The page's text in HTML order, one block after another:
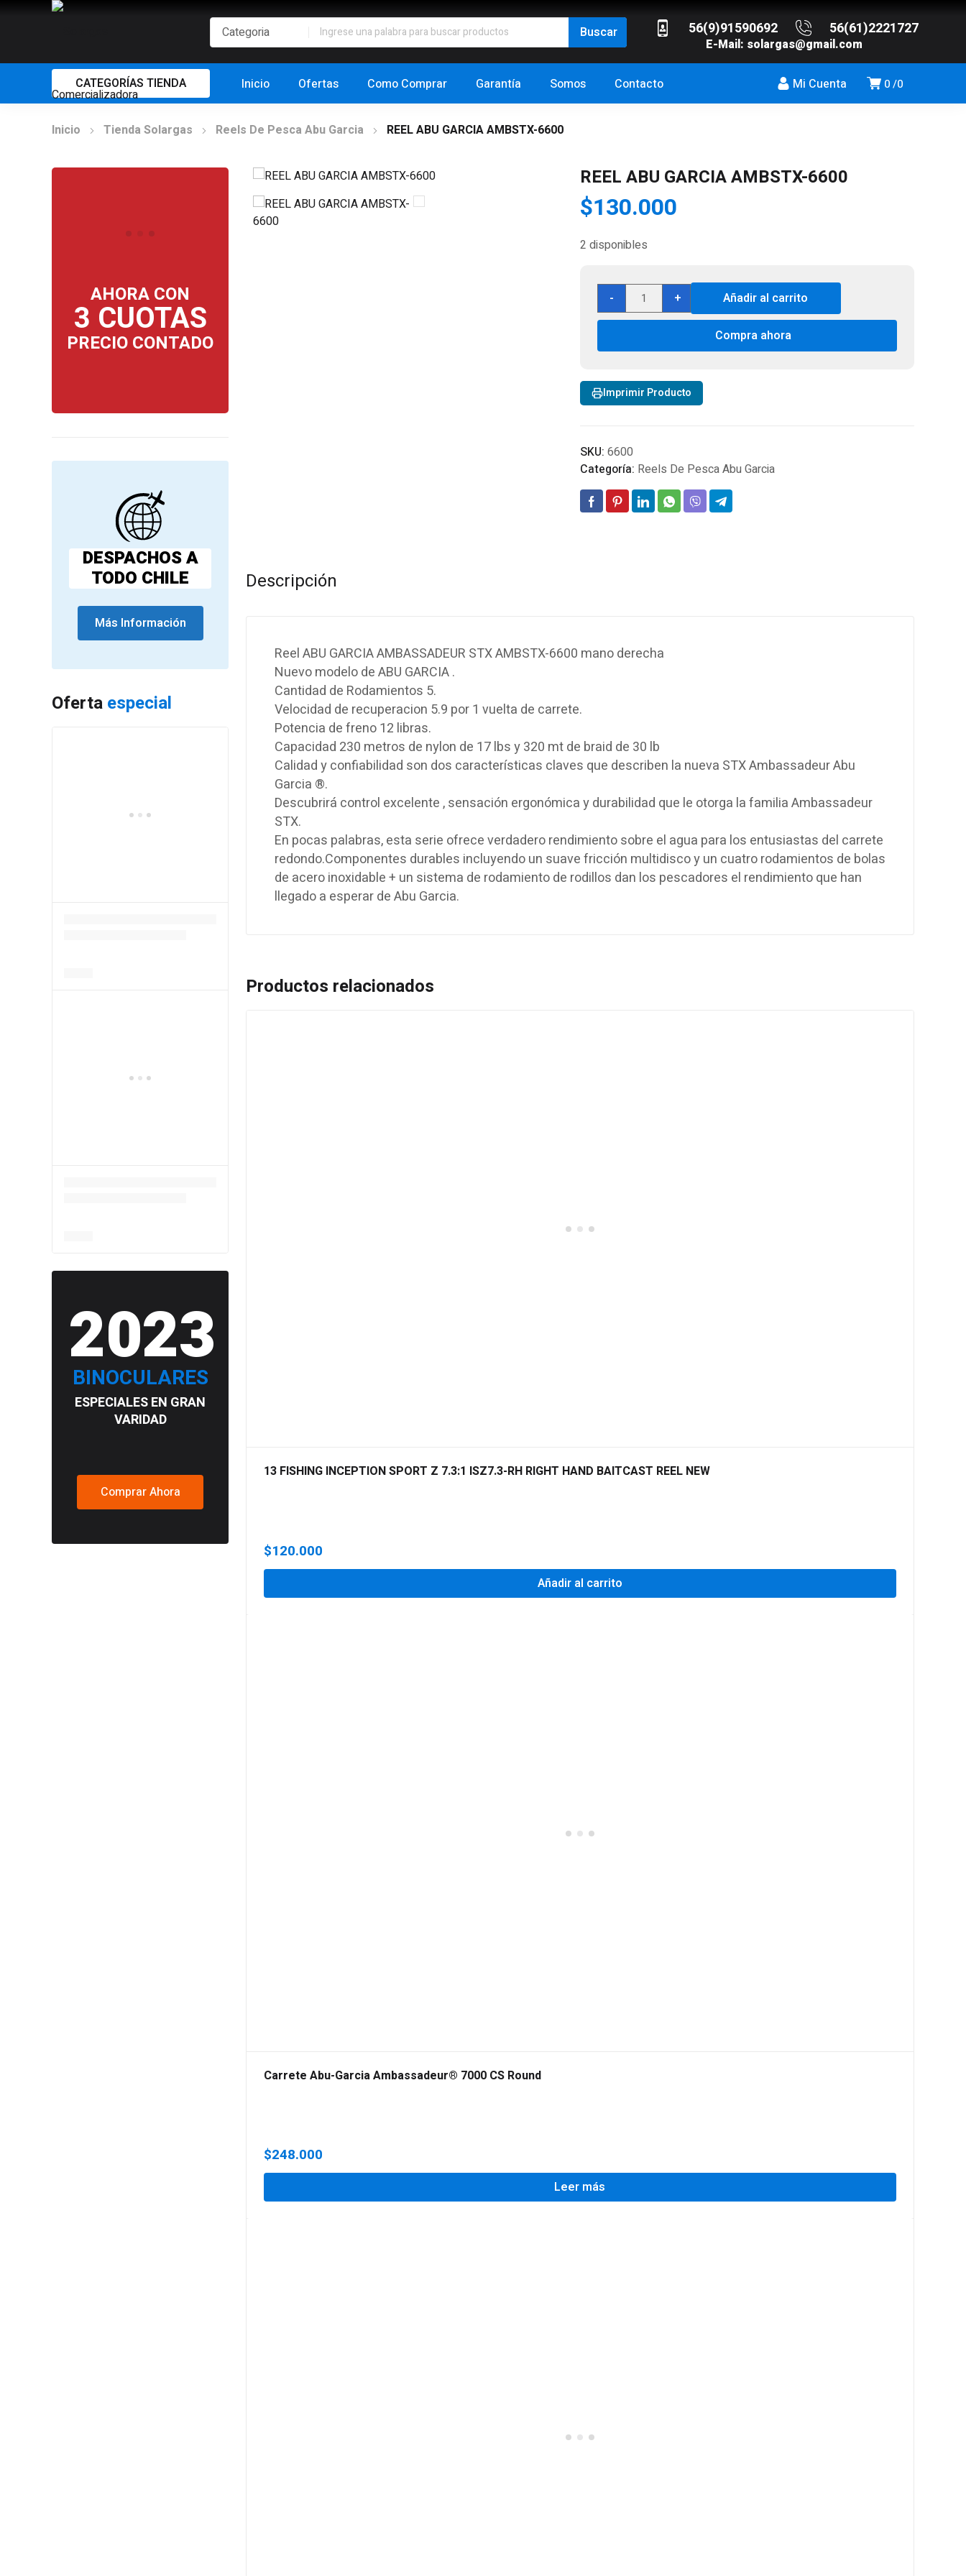
56(9)91590692 56(61)2221727
E-Mail: solargas@gmail.com
0 0
Mi Cuenta
CATEGORÍAS TIENDA Inicio Ofertas Como Comprar Garantía Somos Contacto
Inicio Tienda Solargas Reels De Pesca Abu Garcia REEL ABU GARCIA AMBSTX-6600
AHORA CON
3 CUOTAS
PRECIO CONTADO
DESPACHOS A
TODO CHILE
Más Información
Oferta especial
2023
BINOCULARES
ESPECIALES EN GRAN
VARIDAD
Comprar Ahora
REEL ABU GARCIA AMBSTX-6600
$130.000
2 disponibles
-
REEL
ABU
GARCIA
6600
+ Añadir al carrito
Compra ahora
Imprimir Producto
SKU: 6600
Categoría: Reels De Pesca Abu Garcia
Descripción
Reel ABU GARCIA AMBASSADEUR STX AMBSTX-6600 mano derecha
Nuevo modelo de ABU GARCIA .
Cantidad de Rodamientos 5.
Velocidad de recuperacion 5.9 por 1 vuelta de carrete.
Potencia de freno 12 libras.
Capacidad 230 metros de nylon de 17 lbs y 320 mt de braid de 30 lb
Calidad y confiabilidad son dos características claves que describen la nueva STX Ambassadeur Abu
Garcia ®.
Descubrirá control excelente , sensación ergonómica y durabilidad que le otorga la familia Ambassadeur
STX.
En pocas palabras, esta serie ofrece verdadero rendimiento sobre el agua para los entusiastas del carrete
redondo.Componentes durables incluyendo un suave fricción multidisco y un cuatro rodamientos de bolas
de acero inoxidable + un sistema de rodamiento de rodillos dan los pescadores el rendimiento que han
llegado a esperar de Abu Garcia.
Productos relacionados
13 FISHING INCEPTION SPORT Z 7.3:1 ISZ7.3-RH RIGHT HAND BAITCAST REEL NEW
$120.000
Añadir al carrito
Carrete Abu-Garcia Ambassadeur® 7000 CS Round
$248.000
Leer más